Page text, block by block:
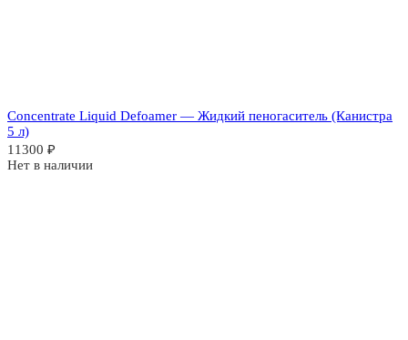
Concentrate Liquid Defoamer — Жидкий пеногаситель (Канистра
5 л)
11300 ₽
Нет в наличии